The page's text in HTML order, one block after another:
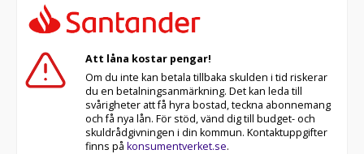
Att låna kostar pengar!
Om du inte kan betala tillbaka skulden i tid riskerar
du en betalningsanmärkning. Det kan leda till
svårigheter att få hyra bostad, teckna abonnemang
och få nya lån. För stöd, vänd dig till budget- och
skuldrådgivningen i din kommun. Kontaktuppgifter
finns på konsumentverket.se.